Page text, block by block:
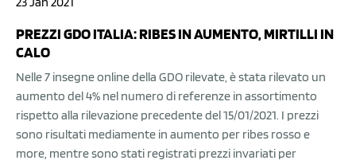
PREZZI GDO ITALIA: RIBES IN AUMENTO, MIRTILLI IN
CALO
Nelle 7 insegne online della GDO rilevate, è stata rilevato un
aumento del 4% nel numero di referenze in assortimento
rispetto alla rilevazione precedente del 15/01/2021. I prezzi
sono risultati mediamente in aumento per ribes rosso e
more, mentre sono stati registrati prezzi invariati per